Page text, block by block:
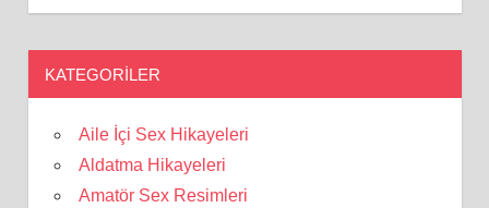
KATEGORILER
Aile İçi Sex Hikayeleri
Aldatma Hikayeleri
Amatör Sex Resimleri